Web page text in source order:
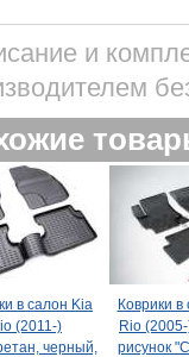
и
в салон Kia
(2011-)
черный,
Коврики
Rio
рисунок